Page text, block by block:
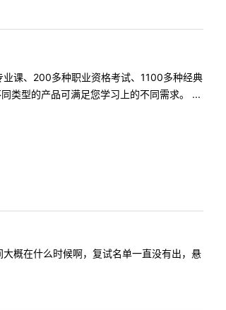
课、200多种职业资格考试、1100多种经典
类型的产品可满足您学习上的不同需求。 ...
概在什么时候啊，复试名单一直没有出，悬